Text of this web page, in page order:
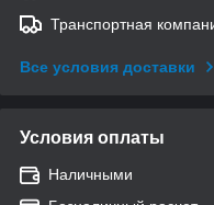
Транспортная
Все условия доставки
Условия оплаты
Наличными